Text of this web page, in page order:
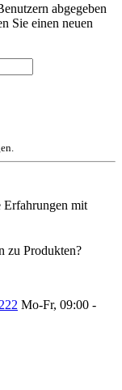
abgegeben
Sie einen neuen
Erfahrungen mit
zu Produkten?
Mo-Fr, 09:00 -